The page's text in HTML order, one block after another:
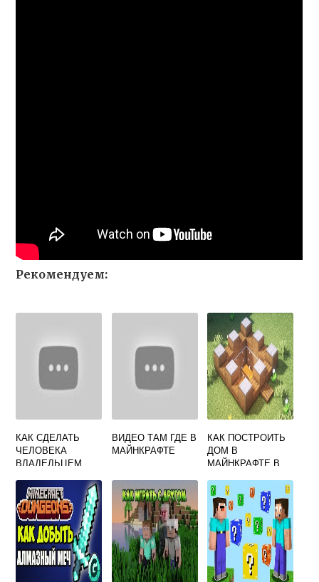
Рекомендуем:
КАК СДЕЛАТЬ
ЧЕЛОВЕКА
ВЛАДЕЛЬЦЕМ
МАЙНКРАФТ
ВИДЕО ТАМ ГДЕ В
МАЙНКРАФТЕ
КАК ПОСТРОИТЬ
ДОМ В
МАЙНКРАФТЕ В